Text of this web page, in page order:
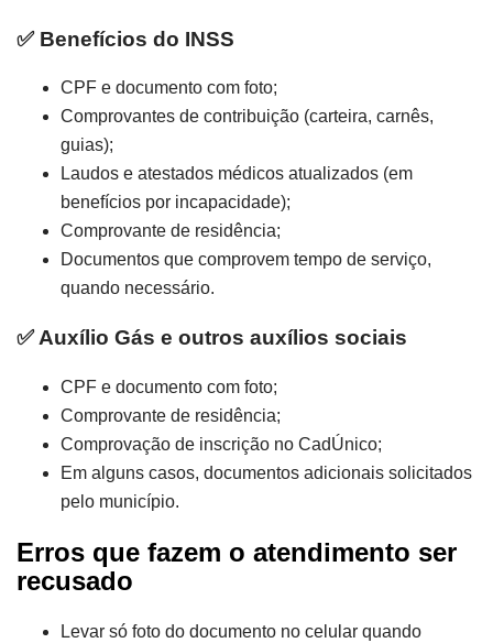
✅ Benefícios do INSS
CPF e documento com foto;
Comprovantes de contribuição (carteira, carnês,
guias);
Laudos e atestados médicos atualizados (em
benefícios por incapacidade);
Comprovante de residência;
Documentos que comprovem tempo de serviço,
quando necessário.
✅ Auxílio Gás e outros auxílios sociais
CPF e documento com foto;
Comprovante de residência;
Comprovação de inscrição no CadÚnico;
Em alguns casos, documentos adicionais solicitados
pelo município.
Erros que fazem o atendimento ser
recusado
Levar só foto do documento no celular quando